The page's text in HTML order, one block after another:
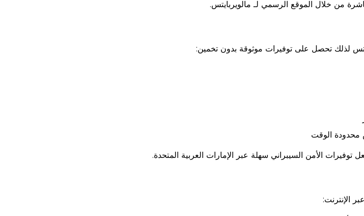
من خلال الموقع الرسمي لـ مالويربايتس.
لذلك تحصل على توفيرات موثوقة بدون تخمين:
الوقت
الأمن السيبراني سهلة عبر الإمارات العربية المتحدة.
الإنترنت: